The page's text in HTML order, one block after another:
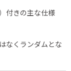
付きの主な仕様
なくランダムとな